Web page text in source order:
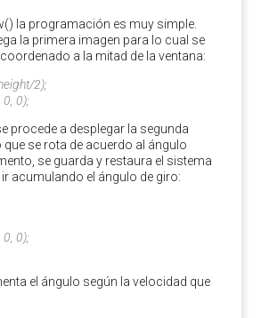
la programación es muy simple.
la primera imagen para lo cual se
a la mitad de la ventana:
2);
0);
procede a desplegar la segunda
se rota de acuerdo al ángulo
se guarda y restaura el sistema
acumulando el ángulo de giro:
0);
el ángulo según la velocidad que